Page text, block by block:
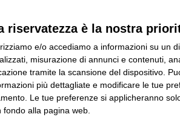
riservatezza è la nostra
e/o accediamo a informazioni su un
misurazione di annunci e contenuti,
tramite la scansione del dispositivo.
più dettagliate e modificare le tue
Le tue preferenze si applicheranno
alla pagina web.
di Wittgenstein
sui cookie